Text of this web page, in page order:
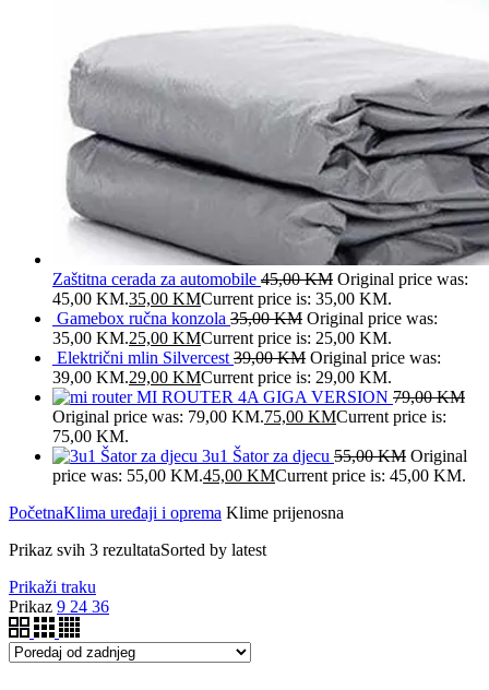
Zaštitna cerada za automobile 45,00KM Original price was:
45,00 KM.35,00 KMCurrent price is: 35,00 KM.
Gamebox ručna konzola 35,00KM Original price was:
35,00 KM.25,00 KMCurrent price is: 25,00 KM.
Električni mlin Silvercest 39,00KM Original price was:
39,00 KM.29,00 KMCurrent price is: 29,00 KM.
MI ROUTER 4A GIGA VERSION 79,00KM
Original price was: 79,00 KM.75,00 KMCurrent price is:
75,00 KM.
3u1 Šator za djecu 55,00KM Original
price was: 55,00 KM.45,00 KMCurrent price is: 45,00 KM.
PočetnaKlima uređaji i oprema Klime prijenosna
Prikaz svih 3 rezultataSorted by latest
Prikaži traku
Prikaz 9 24 36